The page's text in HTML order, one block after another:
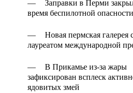
—
Заправки в Перми
время беспилотной опасности
—
Новая пермская галерея
лауреатом международной
—
В Прикамье из-за жары
зафиксирован всплеск
ядовитых змей